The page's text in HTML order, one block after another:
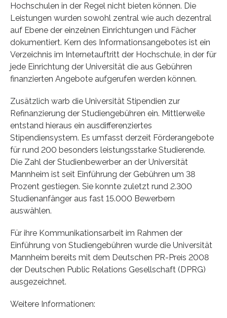
Hochschulen in der Regel nicht bieten können. Die
Leistungen wurden sowohl zentral wie auch dezentral
auf Ebene der einzelnen Einrichtungen und Fächer
dokumentiert. Kern des Informationsangebotes ist ein
Verzeichnis im Internetauftritt der Hochschule, in der für
jede Einrichtung der Universität die aus Gebühren
finanzierten Angebote aufgerufen werden können.
Zusätzlich warb die Universität Stipendien zur
Refinanzierung der Studiengebühren ein. Mittlerweile
entstand hieraus ein ausdifferenziertes
Stipendiensystem. Es umfasst derzeit Förderangebote
für rund 200 besonders leistungsstarke Studierende.
Die Zahl der Studienbewerber an der Universität
Mannheim ist seit Einführung der Gebühren um 38
Prozent gestiegen. Sie konnte zuletzt rund 2.300
Studienanfänger aus fast 15.000 Bewerbern
auswählen.
Für ihre Kommunikationsarbeit im Rahmen der
Einführung von Studiengebühren wurde die Universität
Mannheim bereits mit dem Deutschen PR-Preis 2008
der Deutschen Public Relations Gesellschaft (DPRG)
ausgezeichnet.
Weitere Informationen: